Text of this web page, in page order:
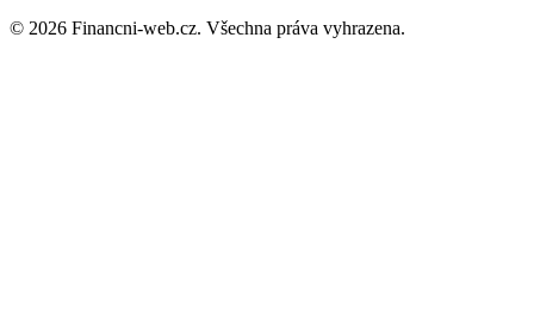
© 2026 Financni-web.cz. Všechna práva vyhrazena.